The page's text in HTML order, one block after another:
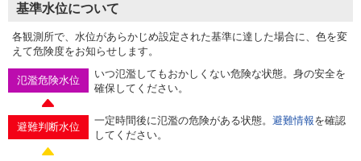
基準水位について
各観測所で、水位があらかじめ設定された基準に達した場合に、色を変
えて危険度をお知らせします。
氾濫危険水位
いつ氾濫してもおかしくない危険な状態。身の安全を
確保してください。
避難判断水位
一定時間後に氾濫の危険がある状態。 避難情報を確認
してください。